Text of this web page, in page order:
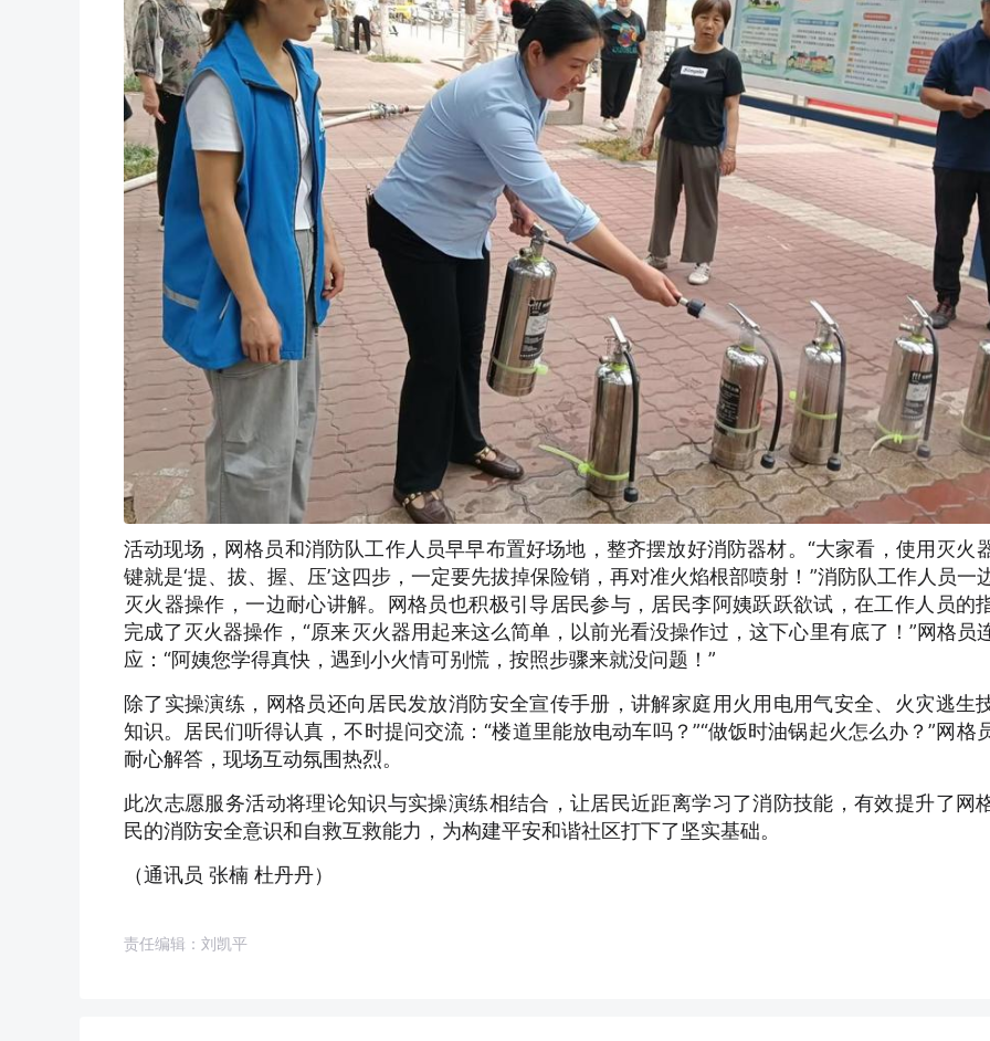
活动现场，网格员和消防队工作人员早早布置好场地，整齐摆放好消防器材。“大家看，使用灭火
键就是‘提、拔、握、压’这四步，一定要先拔掉保险销，再对准火焰根部喷射！”消防队工作人员一
灭火器操作，一边耐心讲解。网格员也积极引导居民参与，居民李阿姨跃跃欲试，在工作人员的
完成了灭火器操作，“原来灭火器用起来这么简单，以前光看没操作过，这下心里有底了！”网格员
应：“阿姨您学得真快，遇到小火情可别慌，按照步骤来就没问题！”
除了实操演练，网格员还向居民发放消防安全宣传手册，讲解家庭用火用电用气安全、火灾逃生
知识。居民们听得认真，不时提问交流：“楼道里能放电动车吗？”“做饭时油锅起火怎么办？”网格
耐心解答，现场互动氛围热烈。
此次志愿服务活动将理论知识与实操演练相结合，让居民近距离学习了消防技能，有效提升了网
民的消防安全意识和自救互救能力，为构建平安和谐社区打下了坚实基础。
（通讯员 张楠 杜丹丹）
责任编辑：刘凯平